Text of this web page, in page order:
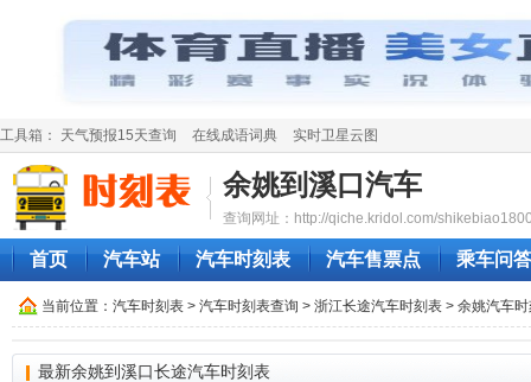
工具箱： 天气预报15天查询 在线成语词典 实时卫星云图
余姚到溪口汽车
查询网址：http://qiche.kridol.com/
首页 汽车站 汽车时刻表 汽车售票点 乘车问答
当前位置： 汽车时刻表 > 汽车时刻表查询 > 浙江长途汽车时刻表 > 余姚汽车
最新余姚到溪口长途汽车时刻表